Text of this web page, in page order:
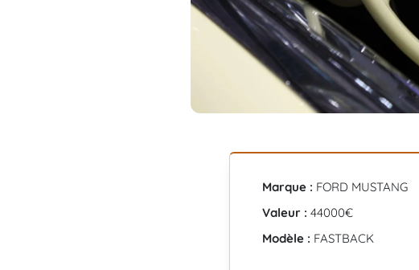
Marque : FORD MUSTANG
Valeur : 44000€
Modèle : FASTBACK